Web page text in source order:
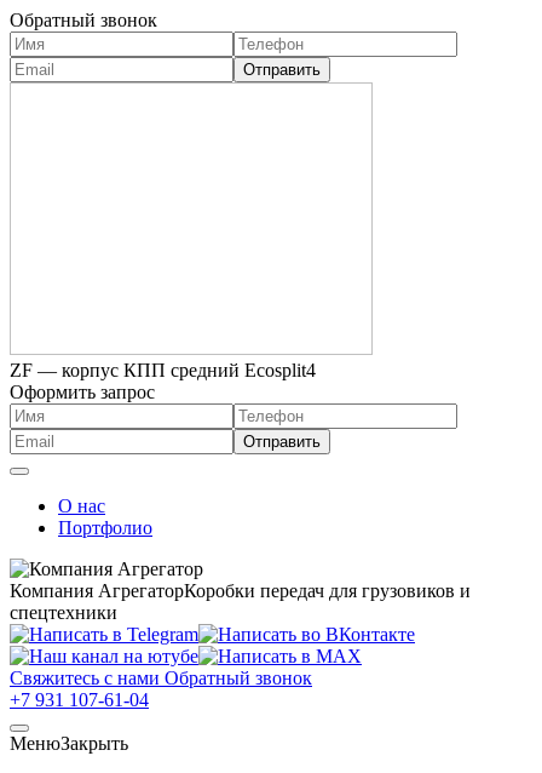
Обратный звонок
ZF — корпус КПП средний Ecosplit4
Оформить запрос
О нас
Портфолио
Компания АгрегаторКоробки передач для грузовиков и
спецтехники
Свяжитесь с нами Обратный звонок
+7 931 107-61-04
МенюЗакрыть